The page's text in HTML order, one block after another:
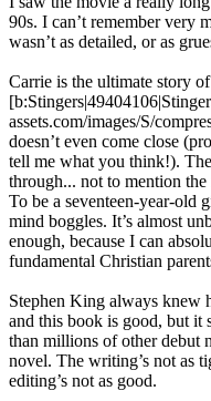
90s. I can’t remember very
wasn’t as detailed, or as
Carrie is the ultimate story
assets.com/images/S/
doesn’t even come close
tell me what you think!).
through... not to mention
To be a seventeen-year-old
mind boggles. It’s almost
enough, because I can
fundamental Christian
Stephen King always knew
and this book is good, but it
than millions of other debut
novel. The writing’s not as
editing’s not as good.